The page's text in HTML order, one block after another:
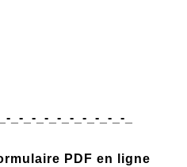
_-_-_-_-_-_-_-_-_-_
PDF en ligne